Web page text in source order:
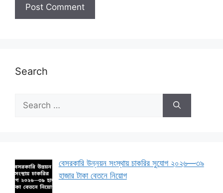
Search
for:
বেসরকারি উন্নয়ন সংস্থায় চাকরির সুযোগ ২০২৬—৩৯
হাজার টাকা বেতনে নিয়োগ